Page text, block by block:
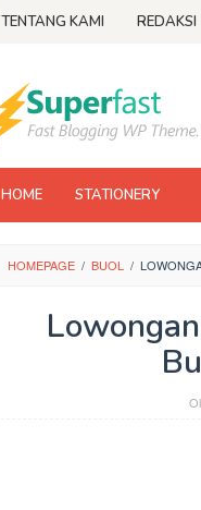
TENTANG KAMI REDAKSI
HOME STATIONERY
HOMEPAGE / BUOL /